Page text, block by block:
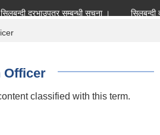
दरभाउपत्र सम्बन्धी सूचना ।
सिलबन्दी
Officer
classified with this term.